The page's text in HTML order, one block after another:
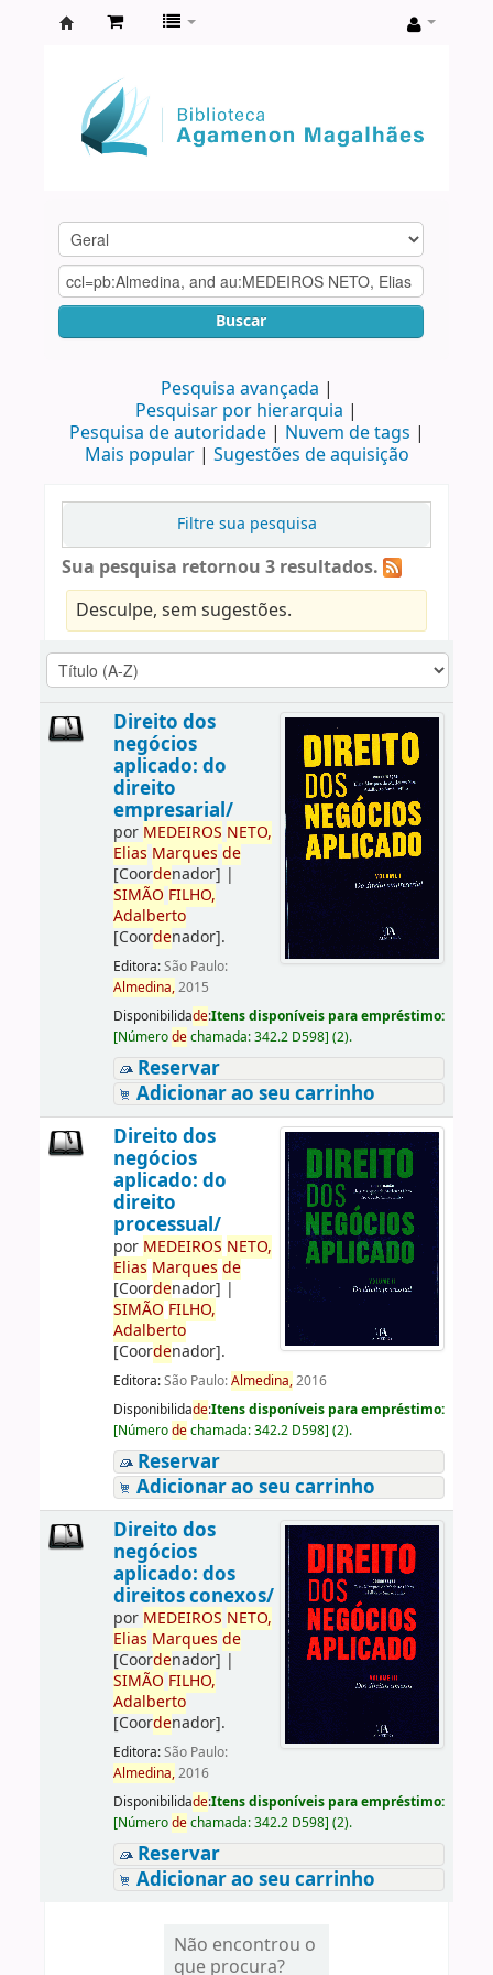
Agamenon
Magalhães
Buscar
Pesquisa avançada
Pesquisar por hierarquia
Pesquisa de autoridade
Nuvem de tags
Mais popular
Sugestões de aquisição
Filtre sua pesquisa
Sua pesquisa retornou 3 resultados.
Desculpe, sem sugestões.
Direito dos
negócios
aplicado: do
direito
empresarial/
por MEDEIROS NETO,
Elias Marques de
[Coordenador] |
SIMÃO FILHO,
Adalberto
[Coordenador].
Editora:São Paulo:
Almedina,2015
Disponibilidade:Itens disponíveis para empréstimo:
[Númerodechamada:342.2 D598] (2).
Reservar
Adicionar ao seu carrinho
Direito dos
negócios
aplicado: do
direito
processual/
por MEDEIROS NETO,
Elias Marques de
[Coordenador] |
SIMÃO FILHO,
Adalberto
[Coordenador].
Editora:São Paulo:Almedina,2016
Disponibilidade:Itens disponíveis para empréstimo:
[Númerodechamada:342.2 D598] (2).
Reservar
Adicionar ao seu carrinho
Direito dos
negócios
aplicado: dos
direitos conexos/
por MEDEIROS NETO,
Elias Marques de
[Coordenador] |
SIMÃO FILHO,
Adalberto
[Coordenador].
Editora:São Paulo:
Almedina,2016
Disponibilidade:Itens disponíveis para empréstimo:
[Númerodechamada:342.2 D598] (2).
Reservar
Adicionar ao seu carrinho
Não encontrou o
que procura?